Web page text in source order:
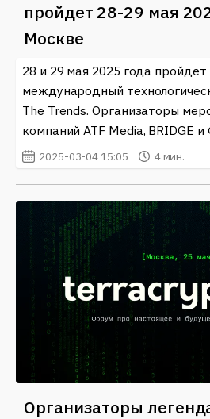
пройдет 28-29 мая
Москве
28 и 29 мая 2025 года
международный
The Trends. Организаторы
компаний ATF Media, BRIDGE и
2025-03-04 15:05 4 мин.
Организаторы